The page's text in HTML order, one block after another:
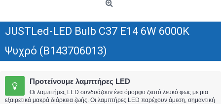
JUSTLed-LED Bulb C37 E14 6W 6000K
Ψυχρό (B143706013)
Προτείνουμε λαμπτήρες LED
Οι λαμπτήρες LED συνδυάζουν ένα όμορφο ζεστό λευκό φως με μια
εξαιρετικά μακρά διάρκεια ζωής. Οι λαμπτήρες LED παρέχουν άμεση, σημαντική